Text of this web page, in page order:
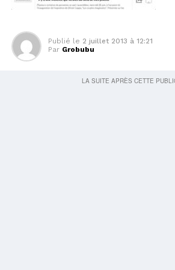
Publié le 2 juillet 2013 à 12:21
Par Grobubu